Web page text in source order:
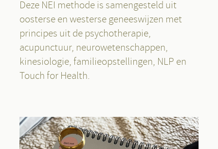
Deze NEI methode is samengesteld uit
oosterse en westerse geneeswijzen met
principes uit de psychotherapie,
acupunctuur, neurowetenschappen,
kinesiologie, familieopstellingen, NLP en
Touch for Health.